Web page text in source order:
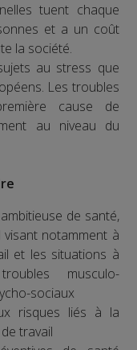
tuent chaque
et a un coût
la société.
au stress que
Les troubles
cause de
au niveau du
de santé,
notamment à
et les situations à
musculo-
sociaux
risques liés à la
travail